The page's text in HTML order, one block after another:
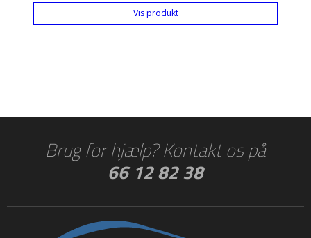
Vis produkt
Brug for hjælp? Kontakt os på
66 12 82 38